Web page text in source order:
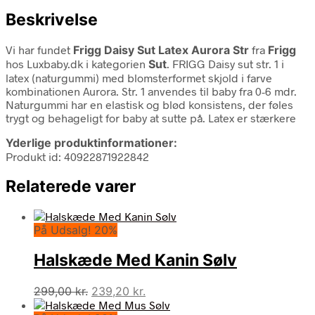
Beskrivelse
Vi har fundet Frigg Daisy Sut Latex Aurora Str fra Frigg
hos Luxbaby.dk i kategorien Sut. FRIGG Daisy sut str. 1 i
latex (naturgummi) med blomsterformet skjold i farve
kombinationen Aurora. Str. 1 anvendes til baby fra 0-6 mdr.
Naturgummi har en elastisk og blød konsistens, der føles
trygt og behageligt for baby at sutte på. Latex er stærkere
Yderlige produktinformationer:
Produkt id: 40922871922842
Relaterede varer
På Udsalg! 20%
Halskæde Med Kanin Sølv
299,00kr. Den
oprindelige
239,20 kr.
aktuelle